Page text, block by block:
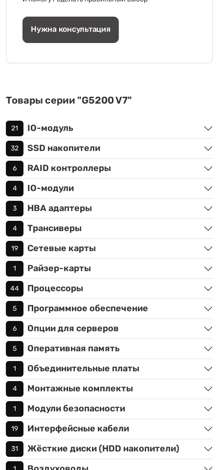
Нужна консультация
Товары серии "G5200 V7"
21 IO-модуль
32 SSD накопители
6 RAID контроллеры
4 IO-модули
3 HBA адаптеры
4 Трансиверы
19 Сетевые карты
1 Райзер-карты
44 Процессоры
5 Программное обеспечение
6 Опции для серверов
5 Оперативная память
1 Объединительные платы
4 Монтажные комплекты
1 Модули безопасности
19 Интерфейсные кабели
31 Жёсткие диски (HDD накопители)